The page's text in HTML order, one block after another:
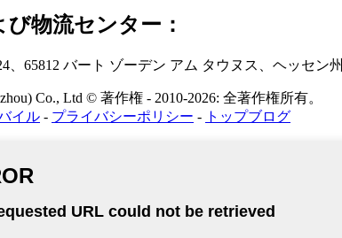
び物流センター：
、65812 バート ゾーデン アム タウヌス、ヘッセン
Co., Ltd © 著作権 - 2010-2026: 全著作権所有。
イル - プライバシーポリシー - トップブログ